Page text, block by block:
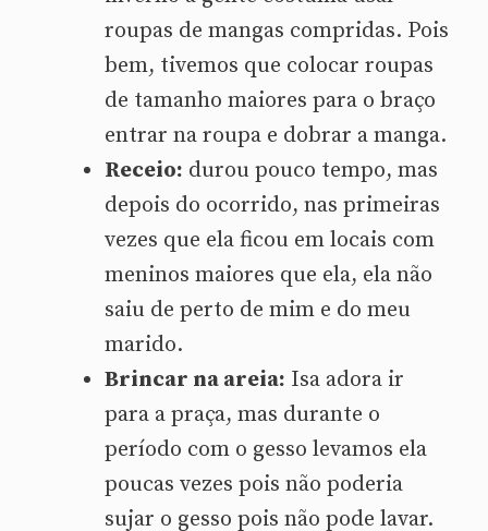
roupas de mangas compridas. Pois
bem, tivemos que colocar roupas
de tamanho maiores para o braço
entrar na roupa e dobrar a manga.
Receio: durou pouco tempo, mas
depois do ocorrido, nas primeiras
vezes que ela ficou em locais com
meninos maiores que ela, ela não
saiu de perto de mim e do meu
marido.
Brincar na areia: Isa adora ir
para a praça, mas durante o
período com o gesso levamos ela
poucas vezes pois não poderia
sujar o gesso pois não pode lavar.